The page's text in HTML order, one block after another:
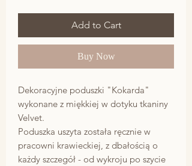
Add to Cart
Buy Now
Dekoracyjne poduszki "Kokarda"
wykonane z miękkiej w dotyku tkaniny
Velvet.
Poduszka uszyta została ręcznie w
pracowni krawieckiej, z dbałością o
każdy szczegół - od wykroju po szycie